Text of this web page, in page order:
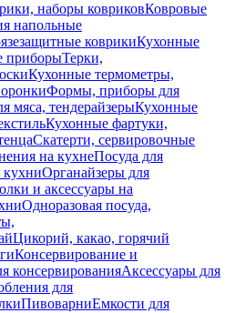
наборы ковриковКовровые
напольные
коврикиКухонные
приборыТерки,
Кухонные термометры,
Формы, приборы для
мяса, тендерайзерыКухонные
Кухонные фартуки,
Скатерти, сервировочные
на кухнеПосуда для
кухниОрганайзеры для
и аксессуары на
Одноразовая посуда,
Цикорий, какао, горячий
Консервирование и
консервированияАксессуары для
для
ПивоварниЕмкости для